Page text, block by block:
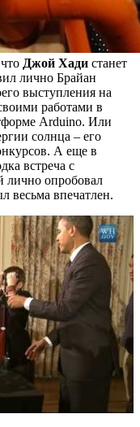
Джой Хади станет
лично Брайан
выступления на
работами в
Arduino. Или
солнца – его
А еще в
встреча с
лично опробовал
весьма впечатлен.